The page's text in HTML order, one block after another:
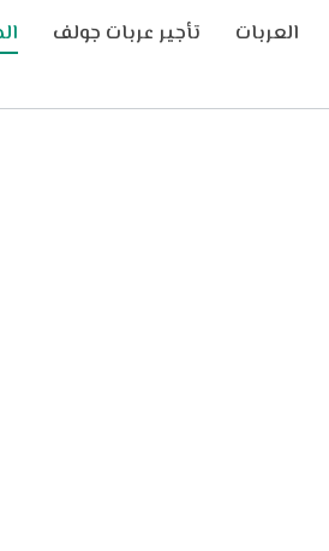
العربات تأجير عربات جولف